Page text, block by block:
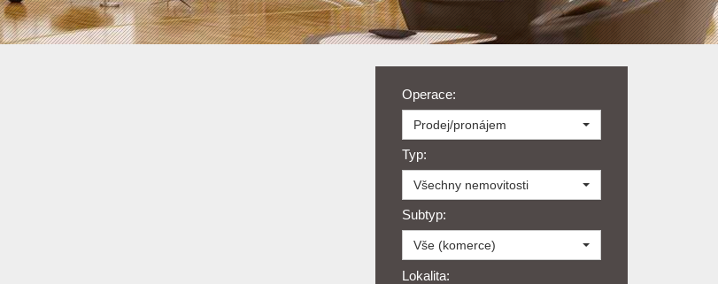
Operace:
Prodej/pronájem
Typ:
Všechny nemovitosti
Subtyp:
Vše (komerce)
Lokalita: